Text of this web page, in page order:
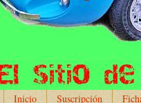
Inicio Suscripción